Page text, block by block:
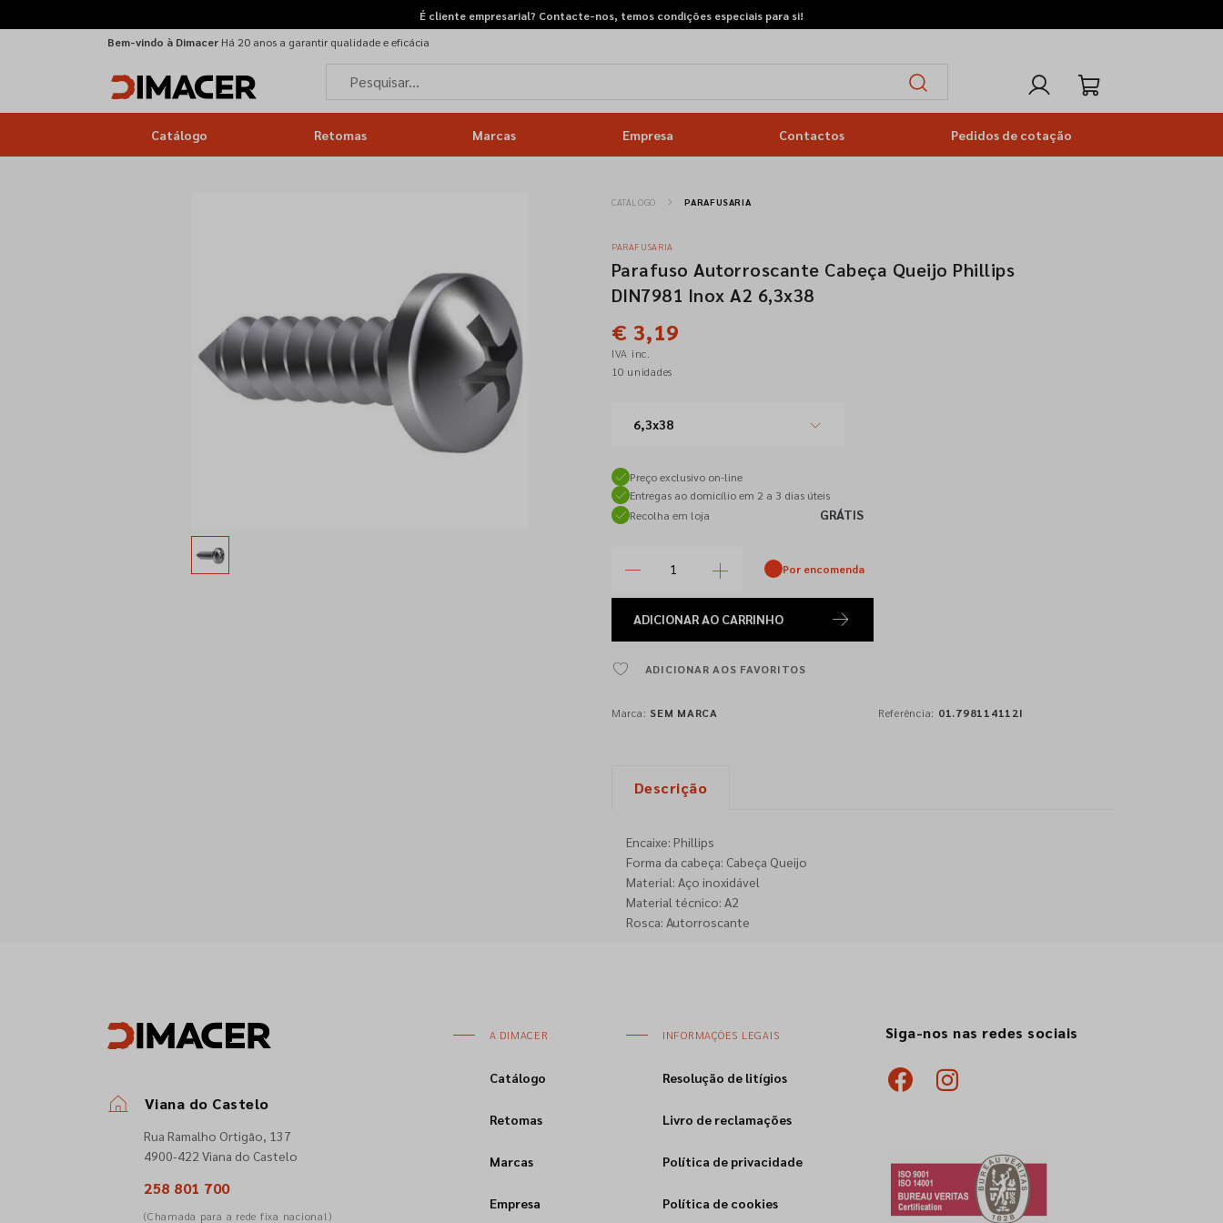
É cliente empresarial? Contacte-nos, temos condições especiais para si!
Bem-vindo à Dimacer Há 20 anos a garantir qualidade e eficácia
Catálogo Retomas Marcas Empresa Contactos Pedidos de cotação
CATÁLOGO PARAFUSARIA
PARAFUSARIA
Parafuso Autorroscante Cabeça Queijo Phillips
DIN7981 Inox A2 6,3x38
€ 3,19
IVA inc.
10 unidades
6,3x38
Preço exclusivo on-line
Entregas ao domicílio em 2 a 3 dias úteis
Recolha em loja
GRÁTIS
Por encomenda
ADICIONARAO CARRINHO
ADICIONAR AOS FAVORITOS
Marca: SEM MARCA Referência: 01.798114112I
Descrição
Encaixe: Phillips
Forma da cabeça: Cabeça Queijo
Material: Aço inoxidável
Material técnico: A2
Rosca: Autorroscante
Viana do Castelo
Rua Ramalho Ortigão, 137
4900-422 Viana do Castelo
258 801 700
(Chamada para a rede fixa nacional)
A DIMACER
Catálogo
Retomas
Marcas
Empresa
INFORMAÇÕES LEGAIS
Resolução de litígios
Livro de reclamações
Política de privacidade
Política de cookies
Siga-nos nas redes sociais